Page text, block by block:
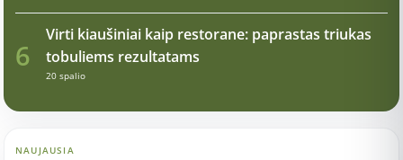
6
Virti kiaušiniai kaip restorane: paprastas triukas
tobuliems rezultatams
20 spalio
NAUJAUSIA